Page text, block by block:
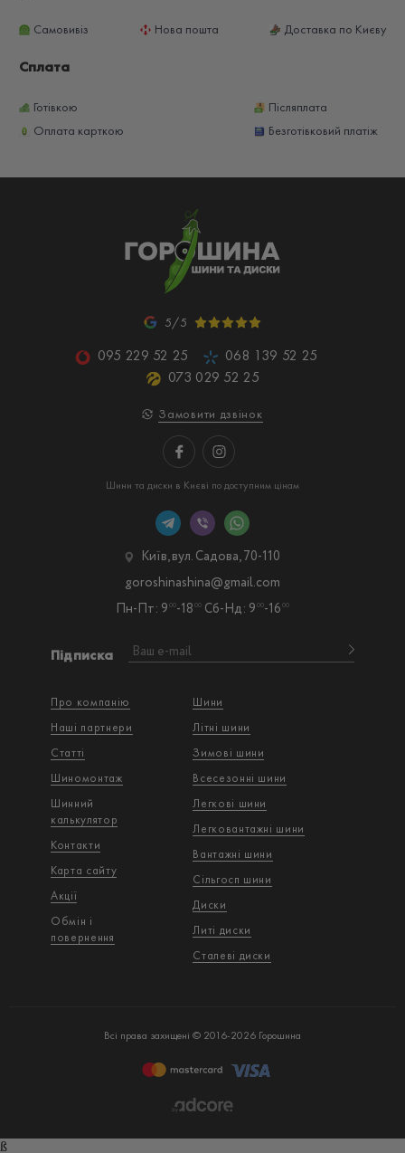
Самовивіз Нова пошта Доставка по Києву
Сплата
Готівкою
Післяплата
Оплата карткою
Безготівковий платіж
5/5
095 229 52 25
068 139 52 25
073 029 52 25
Замовити дзвінок
Шини та диски в Києві по доступним цінам
Про компанію
Наші партнери
Статті
Шиномонтаж
Шинний
калькулятор
Контакти
Карта сайту
Акції
Обмін і
повернення
Шини
Літні шини
Зимові шини
Всесезонні шини
Легкові шини
Легковантажнi шини
Вантажнi шини
Сільгосп шини
Диски
Литі диски
Сталеві диски
Підписка
Київ, вул. Садова, 70-110
Пн-Пт: 9 00-18 00 Сб-Нд: 9 00-16 00
goroshinashina@gmail.com
Всі права захищені © 2016-2026 Горошина
ß